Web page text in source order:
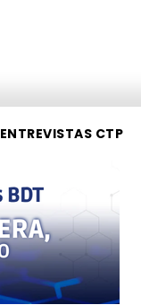
ENTREVISTAS CTP